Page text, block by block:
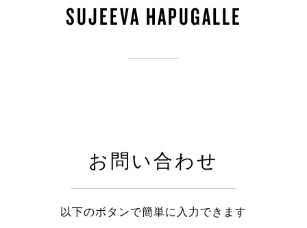
SUJEEVA HAPUGALLE
お問い合わせ
以下のボタンで簡単に入力できます